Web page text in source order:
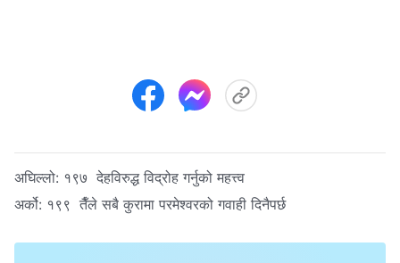
अघिल्लो: १९७ देहविरुद्ध विद्रोह गर्नुको महत्त्व
अर्को: १९९ तैँले सबै कुरामा परमेश्‍वरको गवाही दिनैपर्छ